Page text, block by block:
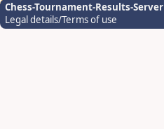
Chess-Tournament-Results-Server
Legal details/Terms of use